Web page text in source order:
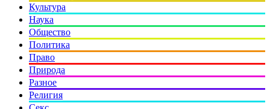
Культура
Наука
Общество
Политика
Право
Природа
Разное
Религия